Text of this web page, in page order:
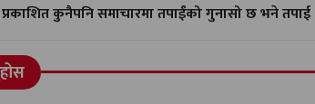
कुनैपनि समाचारमा तपाईंको गुनासो छ भने